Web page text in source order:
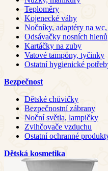
Teploměry
Kojenecké váhy
Nočníky, adaptéry na wc,
Odsávačky nosních hlenů
Kartáčky na zuby
Vatové tampóny, tyčinky
Ostatní hygienické
Bezpečnost
Dětské chůvičky
Bezpečnostní zábrany
Noční světla, lampičky
Zvlhčovače vzduchu
Ostatní ochranné
Dětská kosmetika